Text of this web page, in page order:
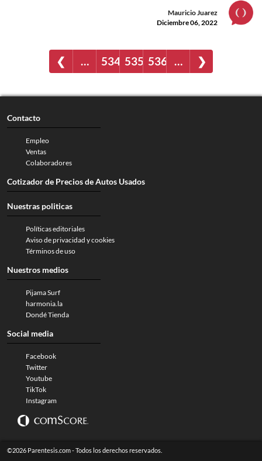
Mauricio Juarez
Diciembre 06, 2022
❮ … 534 535 536 … ❯
Contacto
Empleo
Ventas
Colaboradores
Cotizador de Precios de Autos Usados
Nuestras politicas
Políticas editoriales
Aviso de privacidad y cookies
Términos de uso
Nuestros medios
Pijama Surf
harmonia.la
Dondé Tienda
Social media
Facebook
Twitter
Youtube
TikTok
Instagram
©2026 Parentesis.com - Todos los derechos reservados.